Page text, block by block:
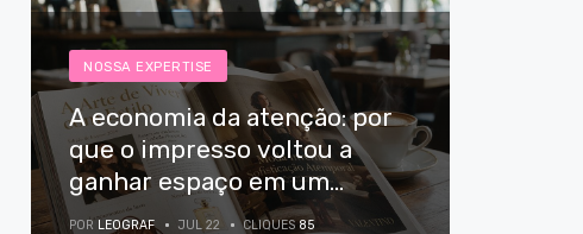
NOSSA EXPERTISE
A economia da atenção: por
que o impresso voltou a
ganhar espaço em um
mundo hiperconectado?
POR LEOGRAF JUL 22 CLIQUES85